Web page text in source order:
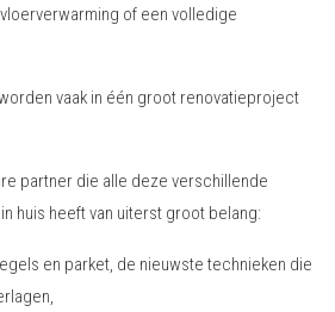
of een volledige
vaak in één groot renovatieproject
partner die alle deze verschillende
huis heeft van uiterst groot belang:
en parket, de nieuwste technieken die